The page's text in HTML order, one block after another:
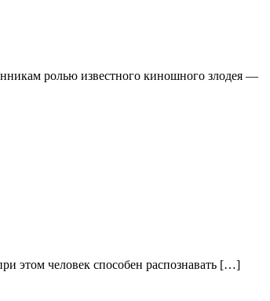
ролью известного киношного злодея —
этом человек способен распознавать […]